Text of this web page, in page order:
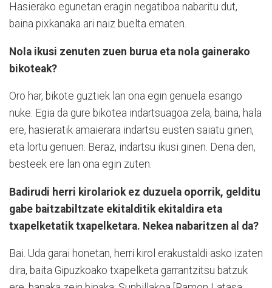
Hasierako egunetan eragin negatiboa nabaritu dut,
baina pixkanaka ari naiz buelta ematen.
Nola ikusi zenuten zuen burua eta nola gainerako
bikoteak?
Oro har, bikote guztiek lan ona egin genuela esango
nuke. Egia da gure bikotea indartsuagoa zela, baina, hala
ere, hasieratik amaierara indartsu eusten saiatu ginen,
eta lortu genuen. Beraz, indartsu ikusi ginen. Dena den,
besteek ere lan ona egin zuten.
Badirudi herri kirolariok ez duzuela oporrik, gelditu
gabe baitzabiltzate ekitalditik ekitaldira eta
txapelketatik txapelketara. Nekea nabaritzen al da?
Bai. Uda garai honetan, herri kirol erakustaldi asko izaten
dira, baita Gipuzkoako txapelketa garrantzitsu batzuk